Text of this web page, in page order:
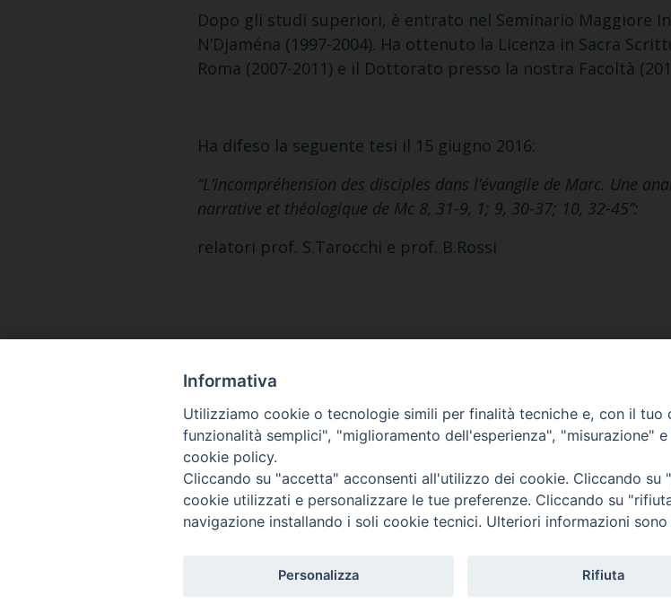
Dopo gli studi superiori, è entrato nel Seminario Maggiore
N’Djaména (1997-2004). Ha ottenuto la Licenza in Sacra
Roma (2007-2011) e il Dottorato presso la nostra Facoltà
Ha difeso la seguente tesi il 15 giugno 2016:
“L’incompréhension des disciples dans l’évangile de Marc. Une
narrative et théologique de Mc 8, 31-9, 1; 9, 30-37; 10, 32-45”:
relatori prof. S.Tarocchi e prof. B.Rossi
Viale Ludovico Ariosto, 13
50124 Firenze
Tel.
Informativa
Utilizziamo cookie o tecnologie simili per finalità tecniche e, con il
funzionalità semplici", "miglioramento dell'esperienza", "misurazione"
cookie policy.
Cliccando su "accetta" acconsenti all'utilizzo dei cookie. Cliccando
cookie utilizzati e personalizzare le tue preferenze. Cliccando su
navigazione installando i soli cookie tecnici. Ulteriori informazioni
Personalizza Rifiuta